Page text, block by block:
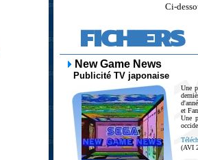
Ci-
FICHIERS
New Game News
Publicité TV japonaise
Une
et
Une
(AVI